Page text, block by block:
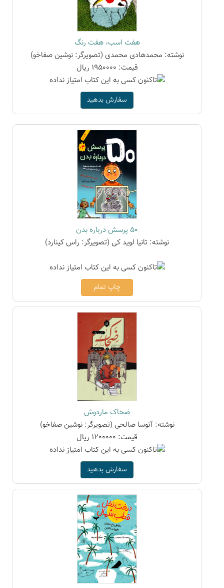
هفت اسب، هفت رنگ
نوشته: محمدهادی محمدی (تصویرگر: نوشین صفاخو)
قیمت: 1950000 ریال
سفارش بدهید
50 پرسش درباره بدن
نوشته: تانیا لوید کی (تصویرگر: راس کینارد)
چاپ تمام
ضحاک ماردوش
نوشته: آتوسا صالحی (تصویرگر: نوشین صفاخو)
قیمت: 1200000 ریال
سفارش بدهید